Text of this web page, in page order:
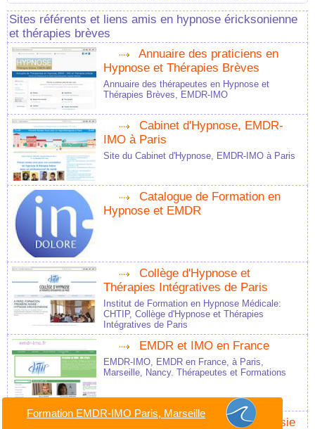
Sites référents et liens amis en hypnose éricksonienne
et thérapies brèves
Annuaire des praticiens en
Hypnose et Thérapies Brèves
Annuaire des thérapeutes en Hypnose et
Thérapies Brèves, EMDR-IMO
Cabinet d'Hypnose, EMDR-
IMO à Paris
Site du Cabinet d'Hypnose, EMDR-IMO à Paris
Catalogue de Formation en
Hypnose et EMDR
Collège d'Hypnose et
Thérapies Intégratives de Paris
Institut de Formation en Hypnose Médicale:
CHTIP, Collège d'Hypnose et Thérapies
Intégratives de Paris
EMDR et IMO en France
EMDR-IMO, EMDR en France, à Paris,
Marseille, Nancy. Thérapeutes et Formations
Formation en Hypnoanalgésie
Formation EMDR-IMO Paris, Marseille